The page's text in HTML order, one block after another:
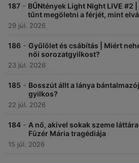
187 - BŰNtények Light Night LIVE #2
tűnt megöletni a férjét, mint
29 júl. 2026
186 - Gyűlölet és csábítás | Miért
női sorozatgyilkost?
23 júl. 2026
185 - Bosszút állt a lánya
gyilkos?
22 júl. 2026
184 - A nő, akivel sokak szeme láttára
Füzér Mária tragédiája
15 júl. 2026